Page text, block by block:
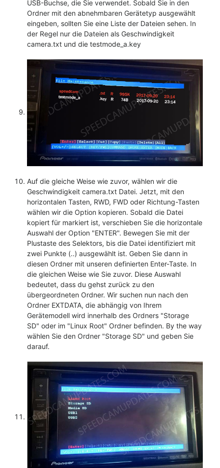
USB-Buchse, die Sie verwendet. Sobald Sie in den
Ordner mit den abnehmbaren Gerätetyp ausgewählt
eingeben, sollten Sie eine Liste der Dateien sehen. In
der Regel nur die Dateien als Geschwindigkeit
camera.txt und die testmode_a.key
Auf die gleiche Weise wie zuvor, wählen wir die
Geschwindigkeit camera.txt Datei. Jetzt, mit den
horizontalen Tasten, RWD, FWD oder Richtung-Tasten
wählen wir die Option kopieren. Sobald die Datei
kopiert für markiert ist, verschieben Sie die horizontale
Auswahl der Option "ENTER". Bewegen Sie mit der
Plustaste des Selektors, bis die Datei identifiziert mit
zwei Punkte (..) ausgewählt ist. Geben Sie dann in
diesen Ordner mit unseren definierten Enter-Taste. In
die gleichen Weise wie Sie zuvor. Diese Auswahl
bedeutet, dass du gehst zurück zu den
übergeordneten Ordner. Wir suchen nun nach den
Ordner EXTDATA, die abhängig von Ihrem
Gerätemodell wird innerhalb des Ordners "Storage
SD" oder im "Linux Root" Ordner befinden. By the way
wählen Sie den Ordner "Storage SD" und geben Sie
darauf.